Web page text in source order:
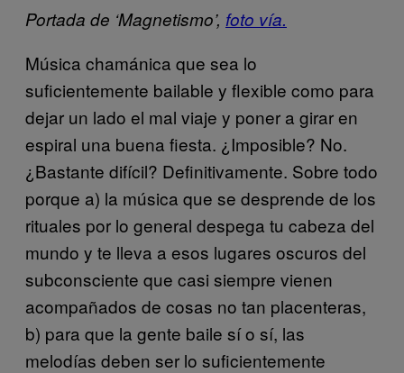
Portada de ‘Magnetismo’, foto vía.
Música chamánica que sea lo
suficientemente bailable y flexible como para
dejar un lado el mal viaje y poner a girar en
espiral una buena fiesta. ¿Imposible? No.
¿Bastante difícil? Definitivamente. Sobre todo
porque a) la música que se desprende de los
rituales por lo general despega tu cabeza del
mundo y te lleva a esos lugares oscuros del
subconsciente que casi siempre vienen
acompañados de cosas no tan placenteras,
b) para que la gente baile sí o sí, las
melodías deben ser lo suficientemente